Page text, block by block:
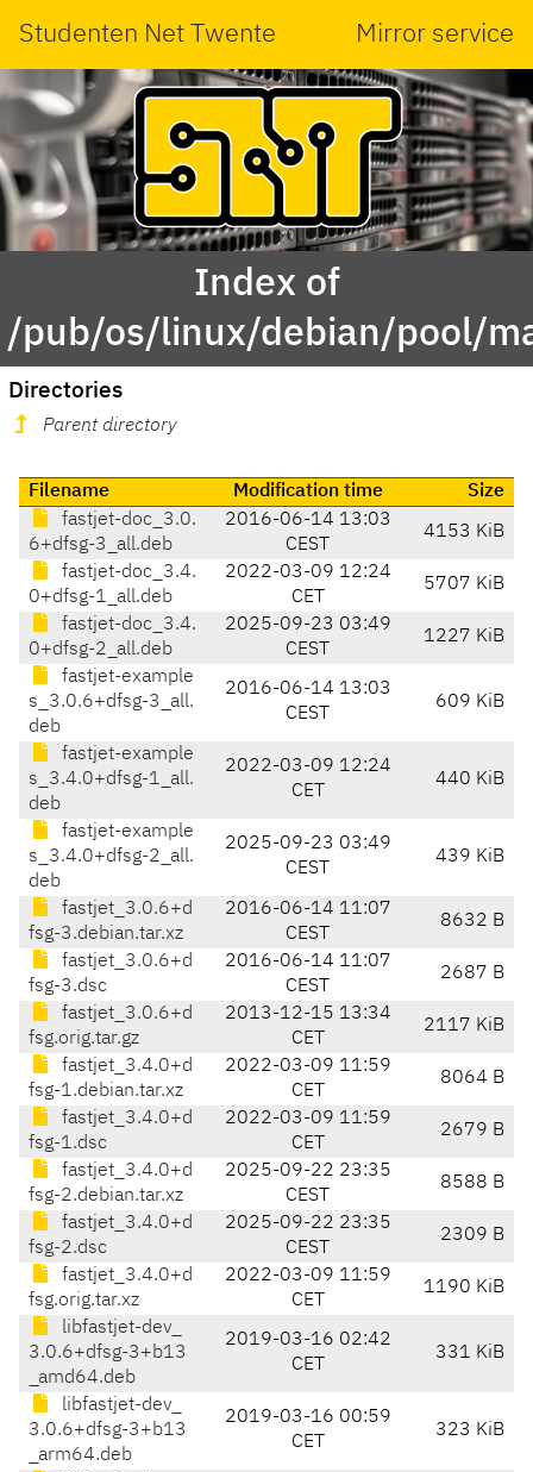
Studenten Net Twente Mirror service
Index of
/pub/os/linux/debian/pool/
Directories
Parent directory
Filename Modification time
Size
fastjet-doc_3.0.
6+dfsg-3_all.deb
2016-06-14 13:03
CEST
4153 KiB
fastjet-doc_3.4.
0+dfsg-1_all.deb
2022-03-09 12:24
CET
5707 KiB
fastjet-doc_3.4.
0+dfsg-2_all.deb
2025-09-23 03:49
CEST
1227 KiB
fastjet-example
s_3.0.6+dfsg-3_all.
deb
2016-06-14 13:03
CEST
609 KiB
fastjet-example
s_3.4.0+dfsg-1_all.
deb
2022-03-09 12:24
CET
440 KiB
fastjet-example
s_3.4.0+dfsg-2_all.
deb
2025-09-23 03:49
CEST
439 KiB
fastjet_3.0.6+d
fsg-3.debian.tar.xz
2016-06-14 11:07
CEST
8632 B
fastjet_3.0.6+d
fsg-3.dsc
2016-06-14 11:07
CEST
2687 B
fastjet_3.0.6+d
fsg.orig.tar.gz
2013-12-15 13:34
CET
2117 KiB
fastjet_3.4.0+d
fsg-1.debian.tar.xz
2022-03-09 11:59
CET
8064 B
fastjet_3.4.0+d
fsg-1.dsc
2022-03-09 11:59
CET
2679 B
fastjet_3.4.0+d
fsg-2.debian.tar.xz
2025-09-22 23:35
CEST
8588 B
fastjet_3.4.0+d
fsg-2.dsc
2025-09-22 23:35
CEST
2309 B
fastjet_3.4.0+d
fsg.orig.tar.xz
2022-03-09 11:59
CET
1190 KiB
libfastjet-dev_
3.0.6+dfsg-3+b13
_amd64.deb
2019-03-16 02:42
CET
331 KiB
libfastjet-dev_
3.0.6+dfsg-3+b13
_arm64.deb
2019-03-16 00:59
CET
323 KiB